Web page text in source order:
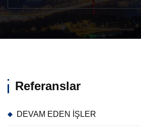
Referanslar
DEVAM EDEN İŞLER